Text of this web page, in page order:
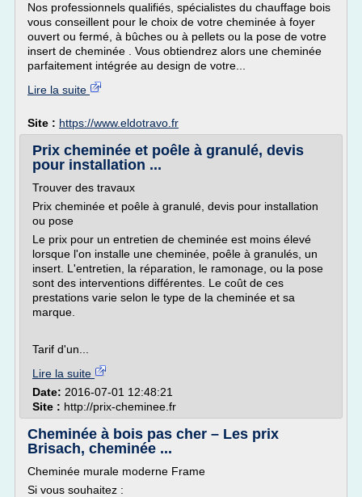
Nos professionnels qualifiés, spécialistes du chauffage bois
vous conseillent pour le choix de votre cheminée à foyer
ouvert ou fermé, à bûches ou à pellets ou la pose de votre
insert de cheminée . Vous obtiendrez alors une cheminée
parfaitement intégrée au design de votre...
Lire la suite
Site : https://www.eldotravo.fr
Prix cheminée et poêle à granulé, devis
pour installation ...
Trouver des travaux
Prix cheminée et poêle à granulé, devis pour installation
ou pose
Le prix pour un entretien de cheminée est moins élevé
lorsque l'on installe une cheminée, poêle à granulés, un
insert. L'entretien, la réparation, le ramonage, ou la pose
sont des interventions différentes. Le coût de ces
prestations varie selon le type de la cheminée et sa
marque.
Tarif d'un...
Lire la suite
Date: 2016-07-01 12:48:21
Site : http://prix-cheminee.fr
Cheminée à bois pas cher – Les prix
Brisach, cheminée ...
Cheminée murale moderne Frame
Si vous souhaitez :